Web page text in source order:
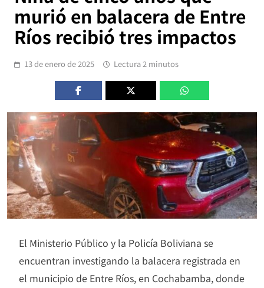
murió en balacera de Entre
Ríos recibió tres impactos
13 de enero de 2025 Lectura 2 minutos
El Ministerio Público y la Policía Boliviana se
encuentran investigando la balacera registrada en
el municipio de Entre Ríos, en Cochabamba, donde